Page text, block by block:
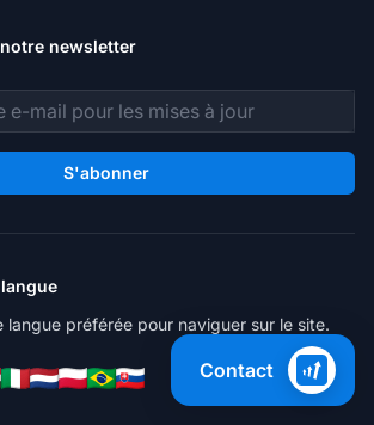
newsletter
S'abonner
langue préférée pour naviguer sur le site.
Contact